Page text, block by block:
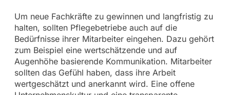
Um neue Fachkräfte zu gewinnen und langfristig zu
halten, sollten Pflegebetriebe auch auf die
Bedürfnisse ihrer Mitarbeiter eingehen. Dazu gehört
zum Beispiel eine wertschätzende und auf
Augenhöhe basierende Kommunikation. Mitarbeiter
sollten das Gefühl haben, dass ihre Arbeit
wertgeschätzt und anerkannt wird. Eine offene